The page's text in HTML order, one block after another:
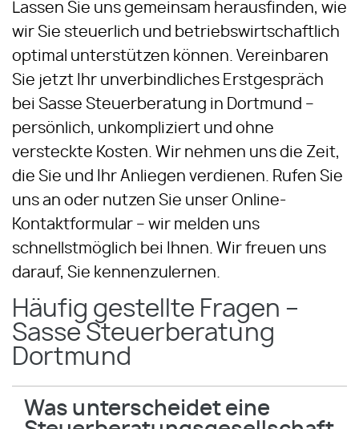
Lassen Sie uns gemeinsam herausfinden, wie
wir Sie steuerlich und betriebswirtschaftlich
optimal unterstützen können. Vereinbaren
Sie jetzt Ihr unverbindliches Erstgespräch
bei Sasse Steuerberatung in Dortmund –
persönlich, unkompliziert und ohne
versteckte Kosten. Wir nehmen uns die Zeit,
die Sie und Ihr Anliegen verdienen. Rufen Sie
uns an oder nutzen Sie unser Online-
Kontaktformular – wir melden uns
schnellstmöglich bei Ihnen. Wir freuen uns
darauf, Sie kennenzulernen.
Häufig gestellte Fragen –
Sasse Steuerberatung
Dortmund
Was unterscheidet eine